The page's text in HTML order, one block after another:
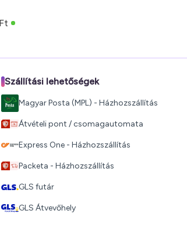
Szállítási lehetőségek
Magyar Posta (MPL) - Házhozszállítás
Átvételi pont / csomagautomata
Express One - Házhozszállítás
Packeta - Házhozszállítás
GLS futár
GLS Átvevőhely